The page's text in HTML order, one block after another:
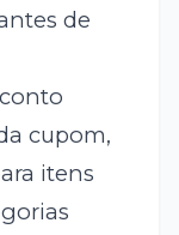
de
cupom,
itens